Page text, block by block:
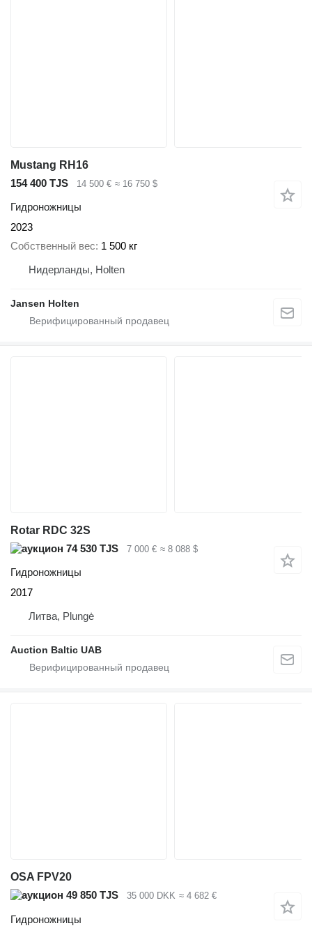
Mustang RH16
154 400 TJS
14 500 € ≈ 16 750 $
Гидроножницы
2023
Собственный вес 1 500 кг
Нидерланды, Holten
Jansen Holten
Rotar RDC 32S
74 530 TJS
7 000 € ≈ 8 088 $
Гидроножницы
2017
Литва, Plungė
Auction Baltic UAB
OSA FPV20
49 850 TJS
35 000 DKK ≈ 4 682 €
Гидроножницы